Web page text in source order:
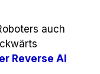
auch
Reverse AI